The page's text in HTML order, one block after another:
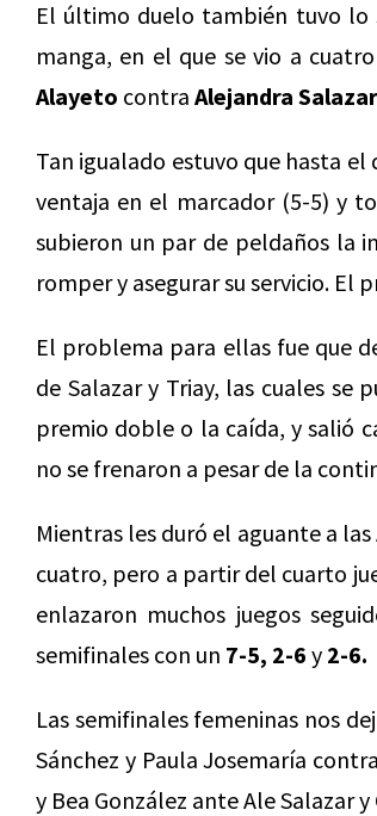
El último duelo también tuvo lo
manga, en el que se vio a
Alayeto contra Alejandra Salazar
Tan igualado estuvo que hasta
ventaja en el marcador (5-5) y
subieron un par de peldaños la
romper y asegurar su servicio. El
El problema para ellas fue que
de Salazar y Triay, las cuales
premio doble o la caída, y salió
no se frenaron a pesar de la
Mientras les duró el aguante a
cuatro, pero a partir del cuarto
enlazaron muchos juegos
semifinales con un 7-5, 2-6 y 2-6.
Las semifinales femeninas nos
Sánchez y Paula Josemaría
y Bea González ante Ale Salazar y